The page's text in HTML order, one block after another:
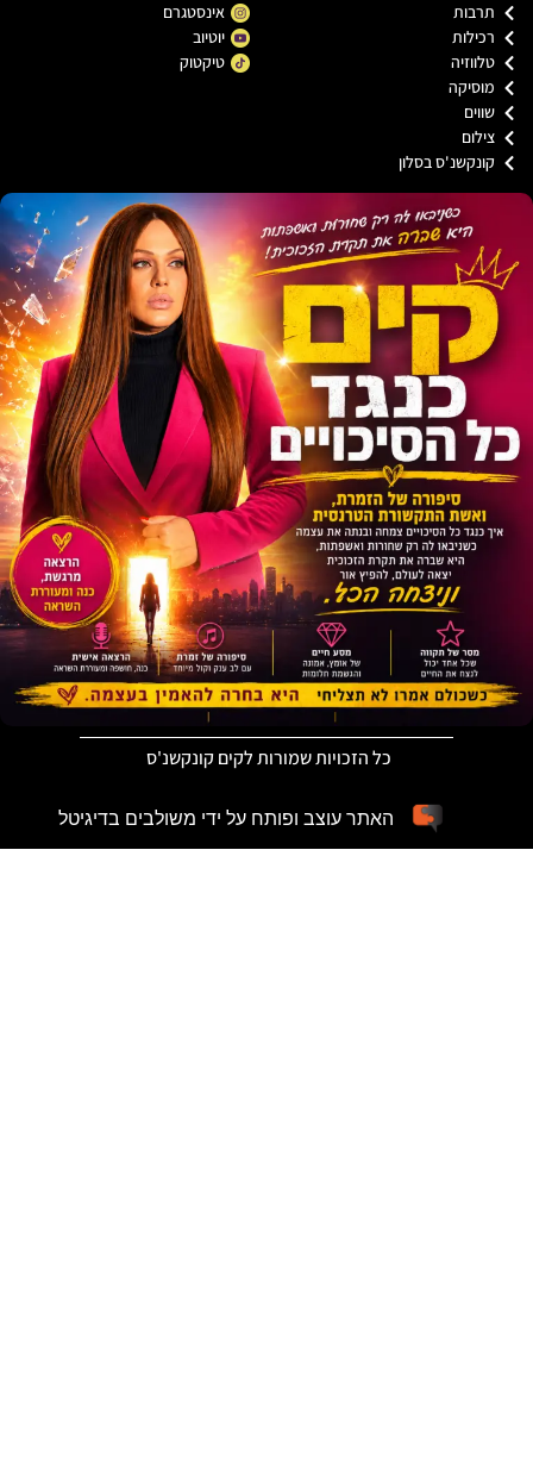
בסלון
אינסטגרם
יוטיוב
טיקטוק
כל הזכויות שמורות לקים קונקשנ'ס
האתר עוצב ופותח על ידי משולבים בדיגיטל